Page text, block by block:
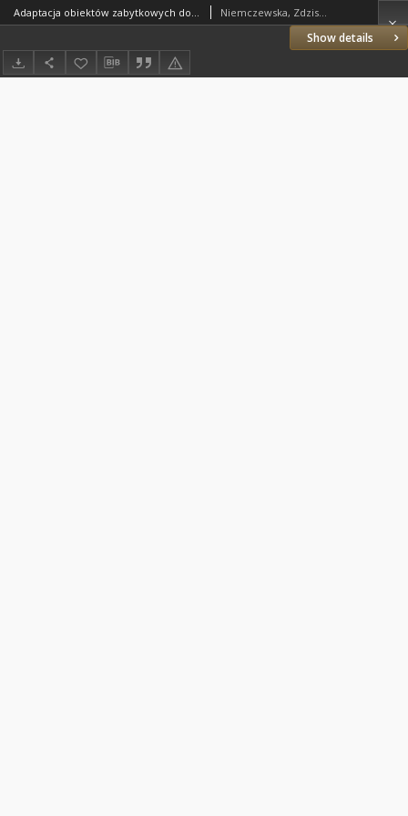
Show details
Adaptacja obiektów zabytkowych do funkcji komercyjnych w realizacji koncepcji rozwoju zrównoważonego Niemczewska, Zdzisława Elżbieta